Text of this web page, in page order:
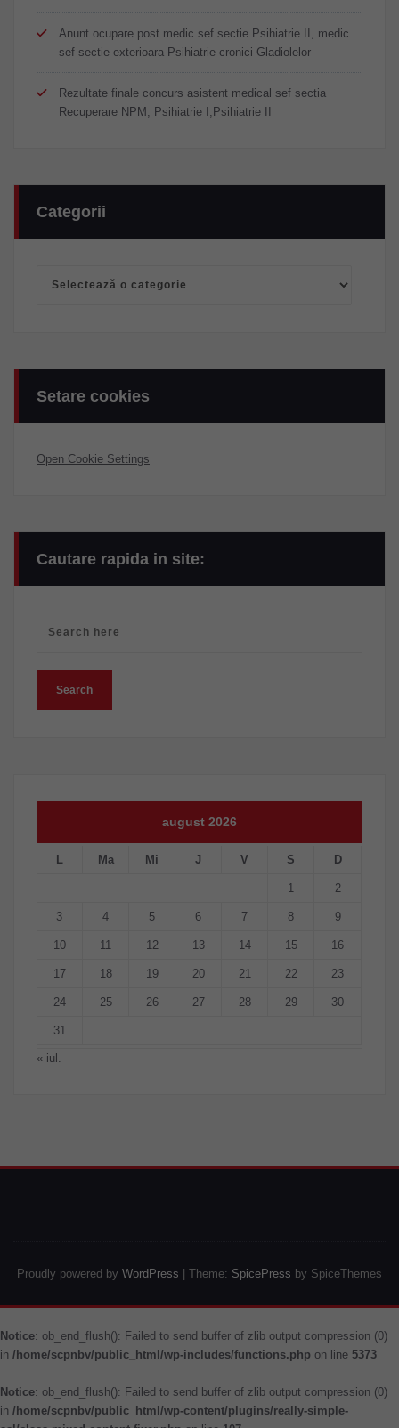
Anunt ocupare post medic sef sectie Psihiatrie II, medic
sef sectie exterioara Psihiatrie cronici Gladiolelor
Rezultate finale concurs asistent medical sef sectia
Recuperare NPM, Psihiatrie I,Psihiatrie II
Categorii
Setare cookies
Open Cookie Settings
Cautare rapida in site:
august 2026
L Ma Mi J V S D
1 2
3 4 5 6 7 8 9
10 11 12 13 14 15 16
17 18 19 20 21 22 23
24 25 26 27 28 29 30
31
« iul.
Proudly powered by WordPress | Theme: SpicePress by SpiceThemes
Notice: ob_end_flush(): Failed to send buffer of zlib output compression (0)
in /home/scpnbv/public_html/wp-includes/functions.php on line 5373
Notice: ob_end_flush(): Failed to send buffer of zlib output compression (0)
in /home/scpnbv/public_html/wp-content/plugins/really-simple-